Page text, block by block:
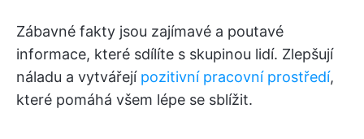
Zábavné fakty jsou zajímavé a poutavé
informace, které sdílíte s skupinou lidí. Zlepšují
náladu a vytvářejí pozitivní pracovní prostředí,
které pomáhá všem lépe se sblížit.